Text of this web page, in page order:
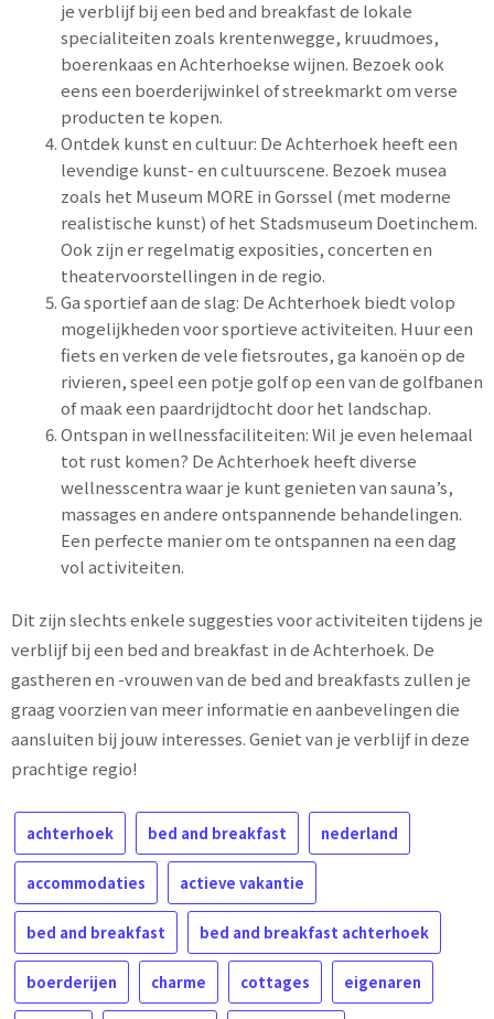
je verblijf bij een bed and breakfast de lokale
specialiteiten zoals krentenwegge, kruudmoes,
boerenkaas en Achterhoekse wijnen. Bezoek ook
eens een boerderijwinkel of streekmarkt om verse
producten te kopen.
Ontdek kunst en cultuur: De Achterhoek heeft een
levendige kunst- en cultuurscene. Bezoek musea
zoals het Museum MORE in Gorssel (met moderne
realistische kunst) of het Stadsmuseum Doetinchem.
Ook zijn er regelmatig exposities, concerten en
theatervoorstellingen in de regio.
Ga sportief aan de slag: De Achterhoek biedt volop
mogelijkheden voor sportieve activiteiten. Huur een
fiets en verken de vele fietsroutes, ga kanoën op de
rivieren, speel een potje golf op een van de golfbanen
of maak een paardrijdtocht door het landschap.
Ontspan in wellnessfaciliteiten: Wil je even helemaal
tot rust komen? De Achterhoek heeft diverse
wellnesscentra waar je kunt genieten van sauna’s,
massages en andere ontspannende behandelingen.
Een perfecte manier om te ontspannen na een dag
vol activiteiten.
Dit zijn slechts enkele suggesties voor activiteiten tijdens je
verblijf bij een bed and breakfast in de Achterhoek. De
gastheren en -vrouwen van de bed and breakfasts zullen je
graag voorzien van meer informatie en aanbevelingen die
aansluiten bij jouw interesses. Geniet van je verblijf in deze
prachtige regio!
achterhoek bed and breakfast nederland
accommodaties actieve vakantie
bed and breakfast bed and breakfast achterhoek
boerderijen charme cottages eigenaren